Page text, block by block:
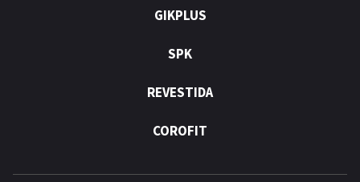
GIKPLUS
SPK
REVESTIDA
COROFIT